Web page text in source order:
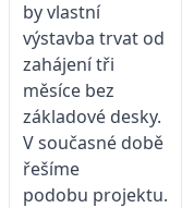
by vlastní
výstavba trvat od
zahájení tři
měsíce bez
základové desky.
V současné době
řešíme
podobu projektu.